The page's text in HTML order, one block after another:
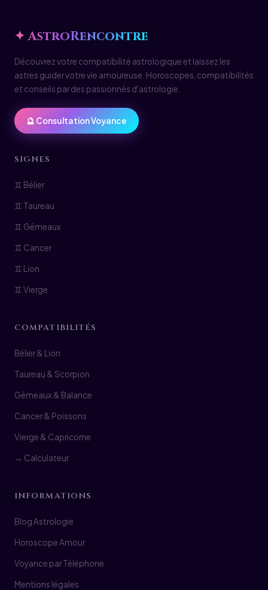
✦ AstroRencontre
Découvrez votre compatibilité astrologique et laissez les
astres guider votre vie amoureuse. Horoscopes, compatibilités
et conseils par des passionnés d'astrologie.
🔮 Consultation Voyance
SIGNES
♊ Bélier
♊ Taureau
♊ Gémeaux
♊ Cancer
♊ Lion
♊ Vierge
COMPATIBILITÉS
Bélier & Lion
Taureau & Scorpion
Gémeaux & Balance
Cancer & Poissons
Vierge & Capricorne
→ Calculateur
INFORMATIONS
Blog Astrologie
Horoscope Amour
Voyance par Téléphone
Mentions légales